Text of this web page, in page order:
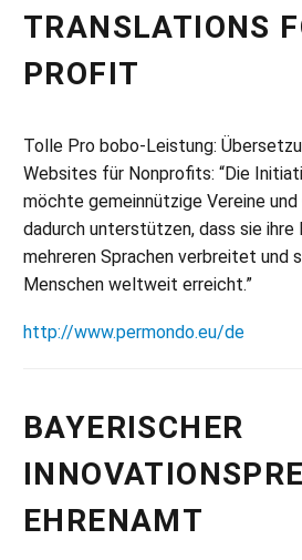
TRANSLATIONS
PROFIT
Tolle Pro bobo-Leistung:
Websites für Nonprofits: “Die
möchte gemeinnützige Vereine und
dadurch unterstützen, dass sie
mehreren Sprachen verbreitet und
Menschen weltweit erreicht.”
http://www.permondo.eu/de
BAYERISCHER
EHRENAMT